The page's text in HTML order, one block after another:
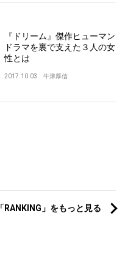
『ドリーム』傑作ヒューマン
ドラマを裏で支えた３人の女
性とは
2017.10.03 牛津厚信
「RANKING」をもっと見る